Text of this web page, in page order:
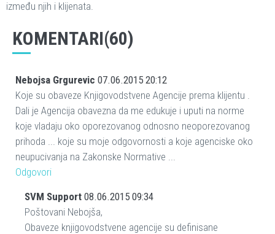
između njih i klijenata.
KOMENTARI(60)
Nebojsa Grgurevic 07.06.2015 20:12
Koje su obaveze Knjigovodstvene Agencije prema klijentu .
Dali je Agencija obavezna da me edukuje i uputi na norme
koje vladaju oko oporezovanog odnosno neoporezovanog
prihoda ... koje su moje odgovornosti a koje agenciske oko
neupucivanja na Zakonske Normative ...
Odgovori
SVM Support 08.06.2015 09:34
Poštovani Nebojša,
Obaveze knjigovodstvene agencije su definisane